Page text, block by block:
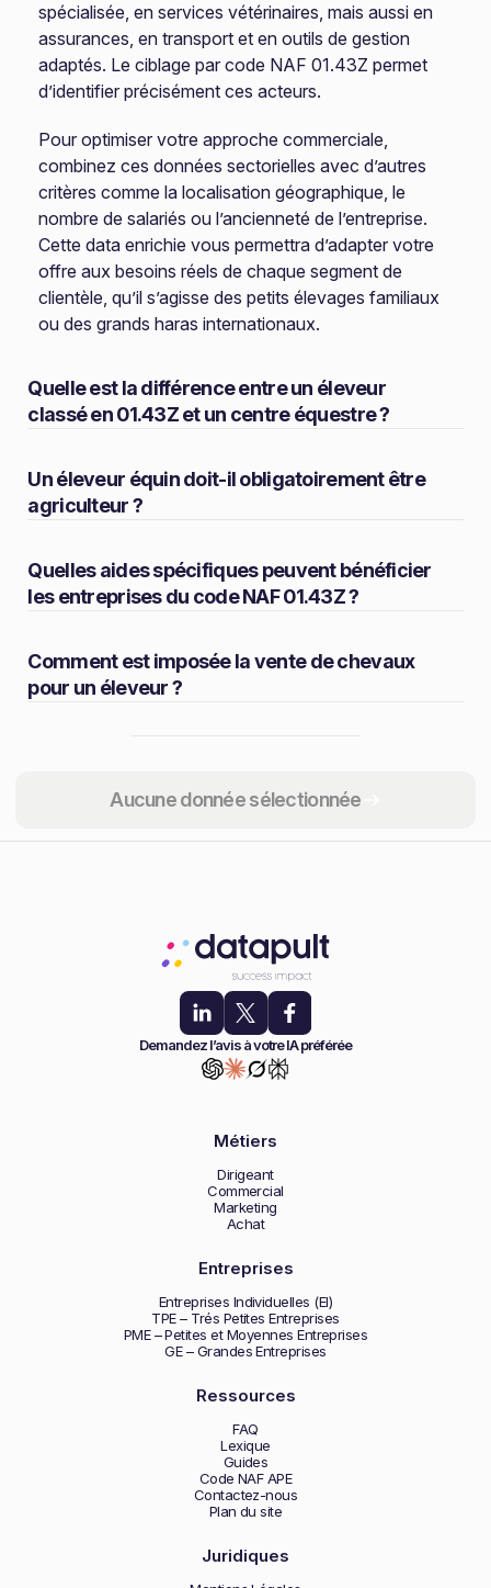
Aucune donnée sélectionnée
spécialisée, en services vétérinaires, mais aussi en
assurances, en transport et en outils de gestion
adaptés. Le ciblage par code NAF 01.43Z permet
d’identifier précisément ces acteurs.
Pour optimiser votre approche commerciale,
combinez ces données sectorielles avec d’autres
critères comme la localisation géographique, le
nombre de salariés ou l’ancienneté de l’entreprise.
Cette data enrichie vous permettra d’adapter votre
offre aux besoins réels de chaque segment de
clientèle, qu’il s’agisse des petits élevages familiaux
ou des grands haras internationaux.
Quelle est la différence entre un éleveur
classé en 01.43Z et un centre équestre ?
Un éleveur équin doit-il obligatoirement être
agriculteur ?
Quelles aides spécifiques peuvent bénéficier
les entreprises du code NAF 01.43Z ?
Comment est imposée la vente de chevaux
pour un éleveur ?
Partager
Demandez l’avis à votre IA préférée
Métiers
Dirigeant
Commercial
Marketing
Achat
Entreprises
Entreprises Individuelles (EI)
TPE – Trés Petites Entreprises
PME – Petites et Moyennes Entreprises
GE – Grandes Entreprises
Ressources
FAQ
Lexique
Guides
Code NAF APE
Contactez-nous
Plan du site
Juridiques